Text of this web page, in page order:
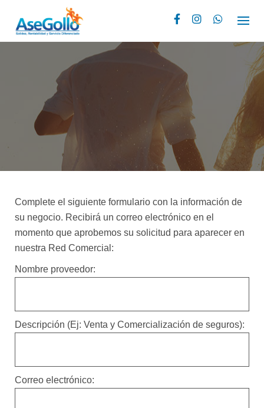
content
Complete el siguiente formulario con la información de
su negocio. Recibirá un correo electrónico en el
momento que aprobemos su solicitud para aparecer en
nuestra Red Comercial:
Nombre proveedor:
Descripción (Ej: Venta y Comercialización de seguros):
Correo electrónico: